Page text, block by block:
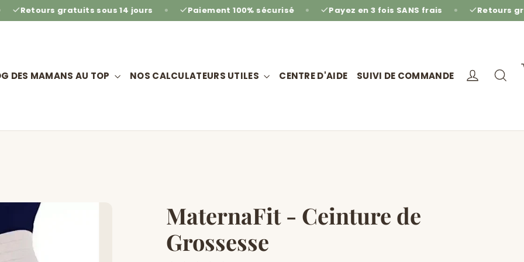
sous 14 jours Paiement 100% sécurisé Payez en 3 fois SANS frais Retours gratuits sous 14
DES MAMANS AU TOP NOS CALCULATEURS UTILES CENTRE D'AIDE SUIVI DE COMMANDE Se
MaternaFit - Ceinture de
Grossesse